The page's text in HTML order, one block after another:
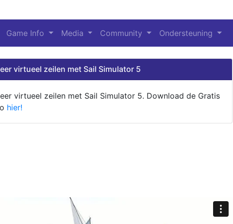
(current)
Game Info Media Community Ondersteuning
virtueel zeilen met Sail Simulator 5
virtueel zeilen met Sail Simulator 5. Download de Gratis
hier!